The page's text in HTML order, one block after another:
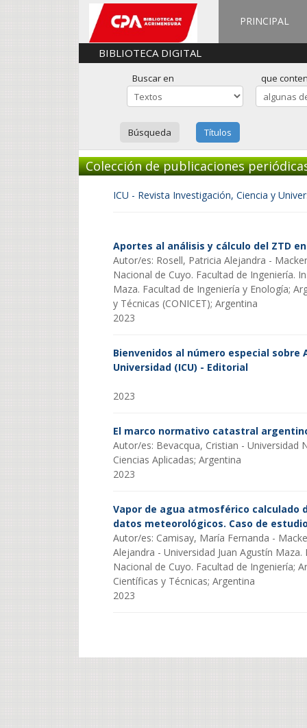
PRINCIPAL
BIBLIOTECA DIGITAL
Buscar en que
Búsqueda Títulos
Colección de publicaciones
ICU - Revista Investigación, Ciencia y
Aportes al análisis y cálculo del ZTD
Autor/es: Rosell, Patricia Alejandra -
Nacional de Cuyo. Facultad de Ingeniería.
Maza. Facultad de Ingeniería y Enología;
y Técnicas (CONICET); Argentina
2023
Bienvenidos al número especial
Universidad (ICU) - Editorial
2023
El marco normativo catastral
Autor/es: Bevacqua, Cristian - Universidad
Ciencias Aplicadas; Argentina
2023
Vapor de agua atmosférico calculado
datos meteorológicos. Caso de
Autor/es: Camisay, María Fernanda -
Alejandra - Universidad Juan Agustín
Nacional de Cuyo. Facultad de Ingeniería;
Científicas y Técnicas; Argentina
2023